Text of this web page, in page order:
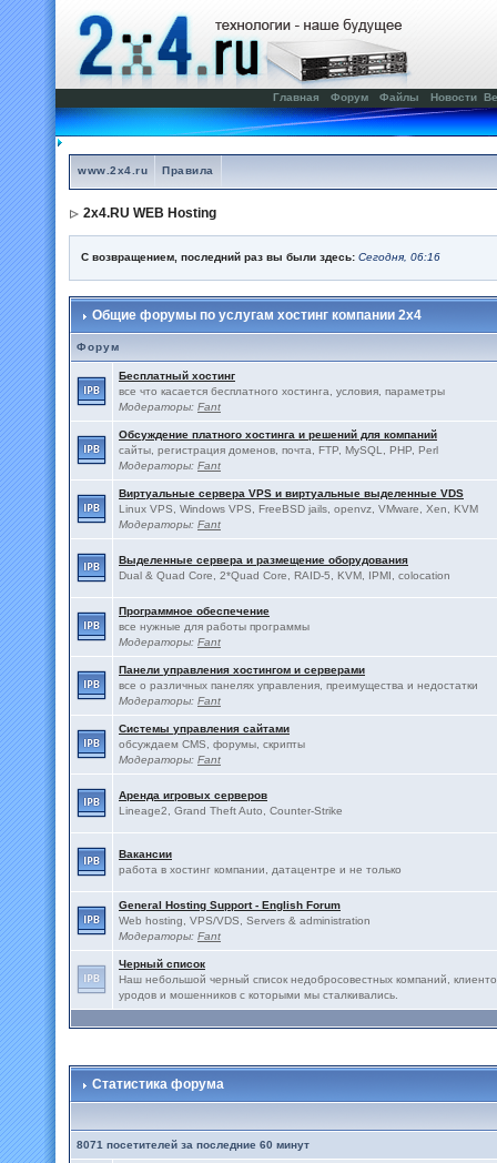
Главная Форум Файлы Новости
www.2x4.ru Правила
2x4.RU WEB Hosting
С возвращением, последний раз вы были здесь: Сегодня, 06:16
Общие форумы по услугам хостинг компании 2x4
Форум
Бесплатный хостинг
все что касается бесплатного хостинга, условия, параметры
Модераторы: Fant
Обсуждение платного хостинга и решений для компаний
сайты, регистрация доменов, почта, FTP, MySQL, PHP, Perl
Модераторы: Fant
Виртуальные сервера VPS и виртуальные выделенные VDS
Linux VPS, Windows VPS, FreeBSD jails, openvz, VMware, Xen, KVM
Модераторы: Fant
Выделенные сервера и размещение оборудования
Dual & Quad Core, 2*Quad Core, RAID-5, KVM, IPMI, colocation
Программное обеспечение
все нужные для работы программы
Модераторы: Fant
Панели управления хостингом и серверами
все о различных панелях управления, преимущества и недостатки
Модераторы: Fant
Системы управления сайтами
обсуждаем CMS, форумы, скрипты
Модераторы: Fant
Аренда игровых серверов
Lineage2, Grand Theft Auto, Counter-Strike
Вакансии
работа в хостинг компании, датацентре и не только
General Hosting Support - English Forum
Web hosting, VPS/VDS, Servers & administration
Модераторы: Fant
Черный список
Наш небольшой черный список недобросовестных компаний,
уродов и мошенников с которыми мы сталкивались.
Статистика форума
8071 посетителей за последние 60 минут